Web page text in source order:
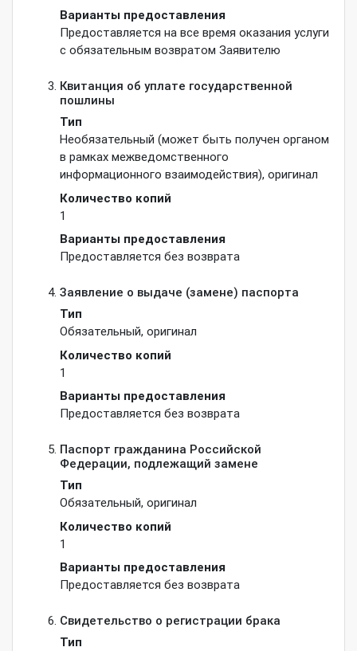
Варианты предоставления
Предоставляется на все время оказания услуги
с обязательным возвратом Заявителю
Квитанция об уплате государственной
пошлины
Тип
Необязательный (может быть получен органом
в рамках межведомственного
информационного взаимодействия), оригинал
Количество копий
1
Варианты предоставления
Предоставляется без возврата
Заявление о выдаче (замене) паспорта
Тип
Обязательный, оригинал
Количество копий
1
Варианты предоставления
Предоставляется без возврата
Паспорт гражданина Российской
Федерации, подлежащий замене
Тип
Обязательный, оригинал
Количество копий
1
Варианты предоставления
Предоставляется без возврата
Свидетельство о регистрации брака
Тип